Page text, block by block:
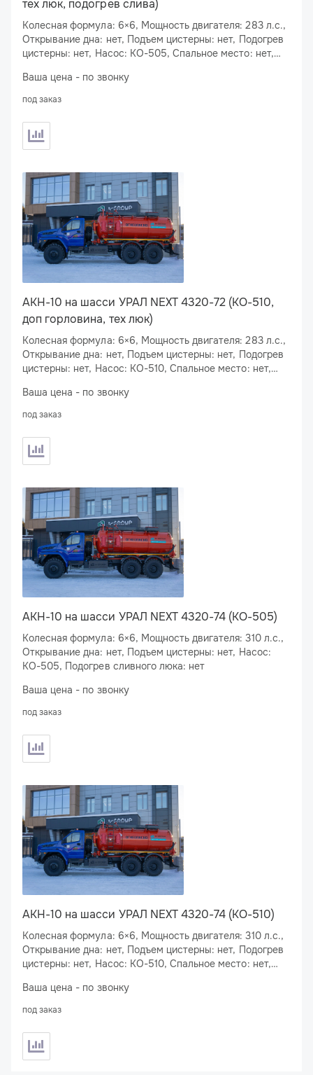
тех люк, подогрев слива)
Колесная формула: 6×6, Мощность двигателя: 283 л.с.,
Открывание дна: нет, Подъем цистерны: нет, Подогрев
цистерны: нет, Насос: КО-505, Спальное место: нет,
Ваша цена - по звонку
под заказ
АКН-10 на шасси УРАЛ NEXT 4320-72 (КО-510,
доп горловина, тех люк)
Колесная формула: 6×6, Мощность двигателя: 283 л.с.,
Открывание дна: нет, Подъем цистерны: нет, Подогрев
цистерны: нет, Насос: КО-510, Спальное место: нет,
Ваша цена - по звонку
под заказ
АКН-10 на шасси УРАЛ NEXT 4320-74 (КО-505)
Колесная формула: 6×6, Мощность двигателя: 310 л.с.,
Открывание дна: нет, Подъем цистерны: нет, Насос:
КО-505, Подогрев сливного люка: нет
Ваша цена - по звонку
под заказ
АКН-10 на шасси УРАЛ NEXT 4320-74 (КО-510)
Колесная формула: 6×6, Мощность двигателя: 310 л.с.,
Открывание дна: нет, Подъем цистерны: нет, Подогрев
цистерны: нет, Насос: КО-510, Спальное место: нет,
Ваша цена - по звонку
под заказ